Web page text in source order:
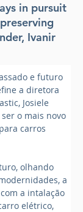
in pursuit
Ivanir
e futuro
a diretora
Josiele
o mais novo
carros
olhando
a
a intalação
elétrico,